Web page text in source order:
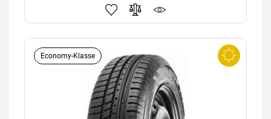
Economy-Klasse